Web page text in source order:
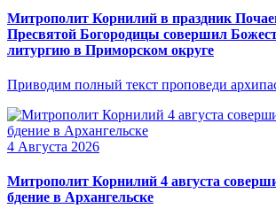
Митрополит Корнилий в праздник
Пресвятой Богородицы совершил
литургию в Приморском округе
Приводим полный текст проповеди
4 Августа 2026
Митрополит Корнилий 4 августа
бдение в Архангельске